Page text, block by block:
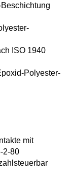
ISO 1940
Polyester-
mit
2-80